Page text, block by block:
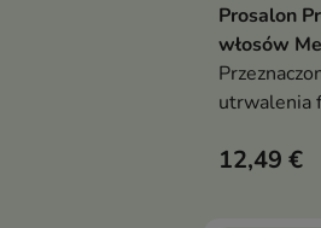
Prosalon
włosów
utrwalenia
12,49 €